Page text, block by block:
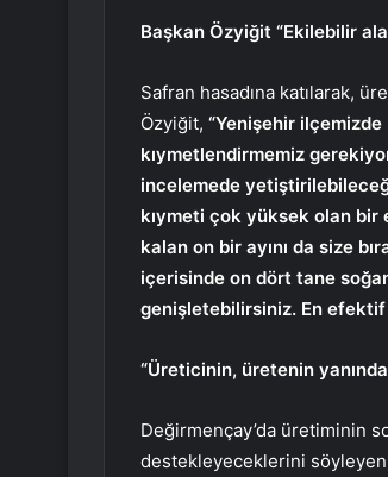
Başkan Özyiğit “Ekilebilir
Safran hasadına katılarak,
Özyiğit, “Yenişehir
kıymetlendirmemiz
incelemede
kıymeti çok yüksek olan bir
kalan on bir ayını da size
içerisinde on dört tane
genişletebilirsiniz. En efektif
“Üreticinin, üretenin
Değirmençay’da üretiminin
destekleyeceklerini